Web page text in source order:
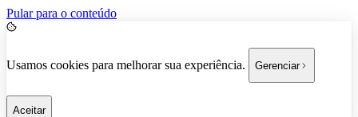
Pular para o conteúdo
Usamos cookies para melhorar sua experiência. Gerenciar
Aceitar